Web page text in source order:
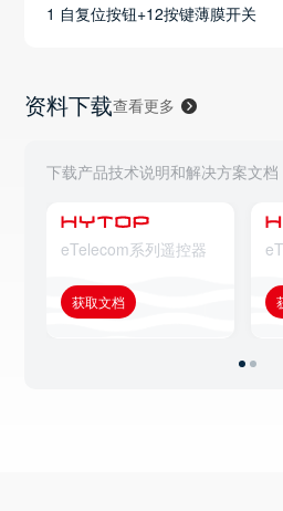
1 自复位按钮+12按键薄膜开关
资料下载查看更多
下载产品技术说明和解决方案文档
eTelecom系列遥控器
获取文档